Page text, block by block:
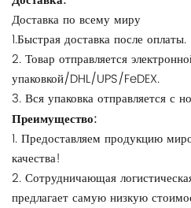
Доставка по всему миру
1.Быстрая доставка после оплаты.
2. Товар отправляется
упаковкой/DHL/UPS/FeDEX.
3. Вся упаковка отправляется с
Преимущество:
1. Предоставляем продукцию
качества!
2. Сотрудничающая
предлагает самую низкую